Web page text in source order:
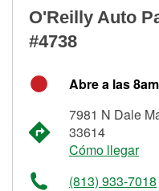
O'Reilly Auto
#4738
Abre a las 8am
7981 N Dale
33614
Cómo llegar
(813) 933-7018